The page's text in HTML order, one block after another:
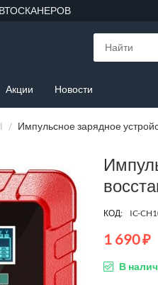
Акции Новости
/ Импульсное зарядное
КОД: IC-
1 690₽
В